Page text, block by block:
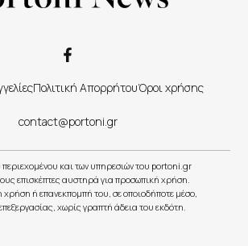
Πολιτική ΑπορρήτουΌροι χρήσης
contact@portoni.gr
περιεχομένου και των υπηρεσιών του portoni.gr
επισκέπτες αυστηρά για προσωπική χρήση.
χρήση ή επανεκπομπή του, σε οποιοδήποτε μέσο,
χωρίς γραπτή άδεια του εκδότη.